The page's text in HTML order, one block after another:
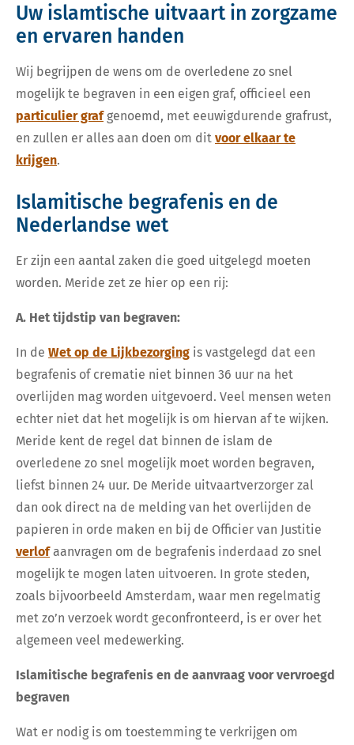
Uw islamtische uitvaart in zorgzame
en ervaren handen
Wij begrijpen de wens om de overledene zo snel
mogelijk te begraven in een eigen graf, officieel een
particulier graf genoemd, met eeuwigdurende grafrust,
en zullen er alles aan doen om dit voor elkaar te
krijgen.
Islamitische begrafenis en de
Nederlandse wet
Er zijn een aantal zaken die goed uitgelegd moeten
worden. Meride zet ze hier op een rij:
A. Het tijdstip van begraven:
In de Wet op de Lijkbezorging is vastgelegd dat een
begrafenis of crematie niet binnen 36 uur na het
overlijden mag worden uitgevoerd. Veel mensen weten
echter niet dat het mogelijk is om hiervan af te wijken.
Meride kent de regel dat binnen de islam de
overledene zo snel mogelijk moet worden begraven,
liefst binnen 24 uur. De Meride uitvaartverzorger zal
dan ook direct na de melding van het overlijden de
papieren in orde maken en bij de Officier van Justitie
verlof aanvragen om de begrafenis inderdaad zo snel
mogelijk te mogen laten uitvoeren. In grote steden,
zoals bijvoorbeeld Amsterdam, waar men regelmatig
met zo’n verzoek wordt geconfronteerd, is er over het
algemeen veel medewerking.
Islamitische begrafenis en de aanvraag voor vervroegd
begraven
Wat er nodig is om toestemming te verkrijgen om